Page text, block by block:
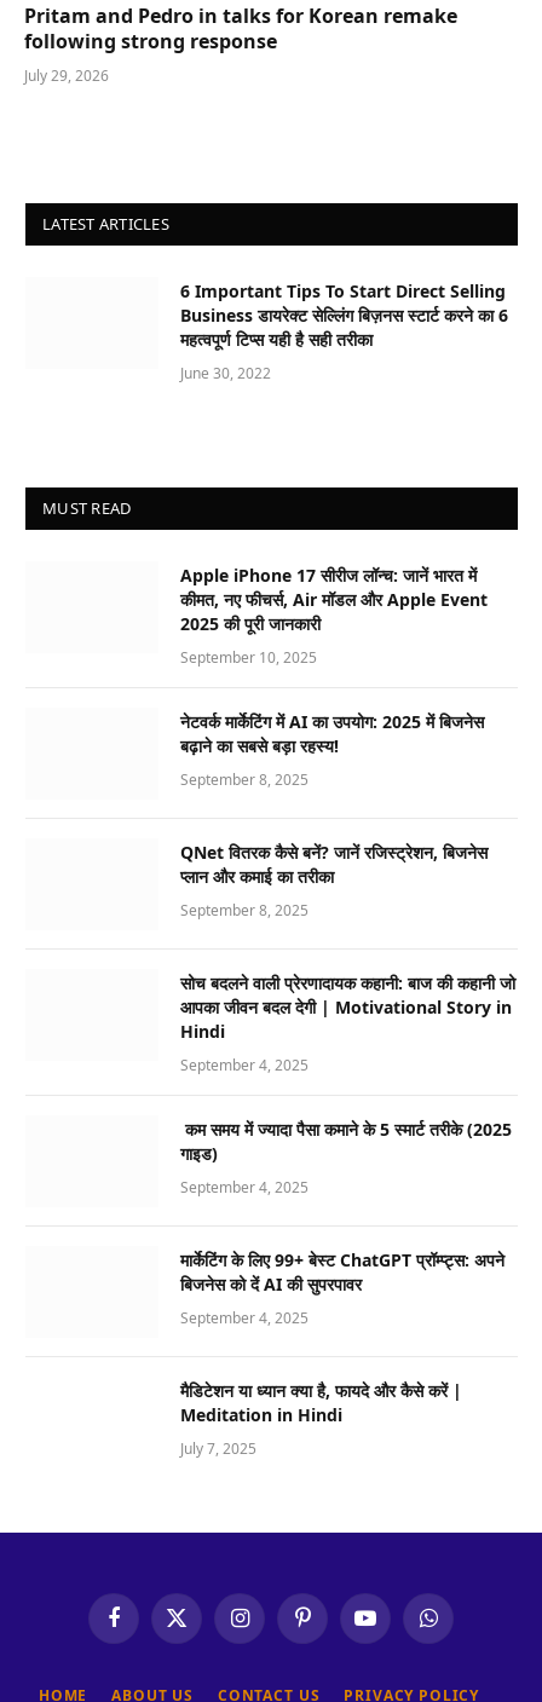
Pritam and Pedro in talks for Korean remake
following strong response
July 29, 2026
LATEST ARTICLES
6 Important Tips To Start Direct Selling
Business डायरेक्ट सेल्लिंग बिज़नस स्टार्ट करने का 6
महत्वपूर्ण टिप्स यही है सही तरीका
June 30, 2022
MUST READ
Apple iPhone 17 सीरीज लॉन्च: जानें भारत में
कीमत, नए फीचर्स, Air मॉडल और Apple Event
2025 की पूरी जानकारी
September 10, 2025
नेटवर्क मार्केटिंग में AI का उपयोग: 2025 में बिजनेस
बढ़ाने का सबसे बड़ा रहस्य!
September 8, 2025
QNet वितरक कैसे बनें? जानें रजिस्ट्रेशन, बिजनेस
प्लान और कमाई का तरीका
September 8, 2025
सोच बदलने वाली प्रेरणादायक कहानी: बाज की कहानी जो
आपका जीवन बदल देगी | Motivational Story in
Hindi
September 4, 2025
कम समय में ज्यादा पैसा कमाने के 5 स्मार्ट तरीके (2025
गाइड)
September 4, 2025
मार्केटिंग के लिए 99+ बेस्ट ChatGPT प्रॉम्प्ट्स: अपने
बिजनेस को दें AI की सुपरपावर
September 4, 2025
मैडिटेशन या ध्यान क्या है, फायदे और कैसे करें |
Meditation in Hindi
July 7, 2025
FacebookX
(Twitter)
InstagramPinterestYouTubeWhatsApp
HOME ABOUT US CONTACT US PRIVACY POLICY